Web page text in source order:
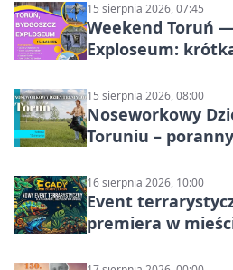
15 sierpnia 2026, 07:45
Weekend Toruń
Exploseum:
15 sierpnia 2026, 08:00
Noseworkowy
Toruniu –
16 sierpnia 2026, 10:00
Event
premiera w